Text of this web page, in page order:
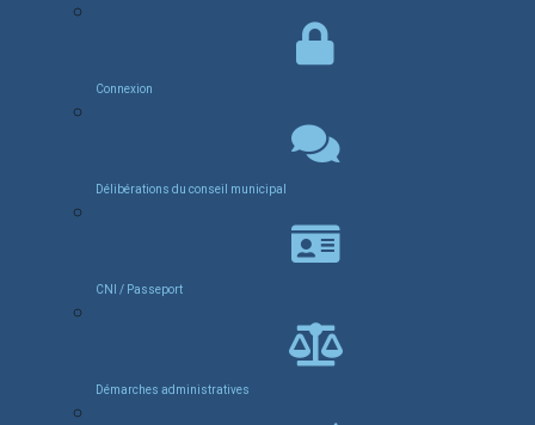
Connexion
Délibérations du conseil municipal
CNI / Passeport
Démarches administratives